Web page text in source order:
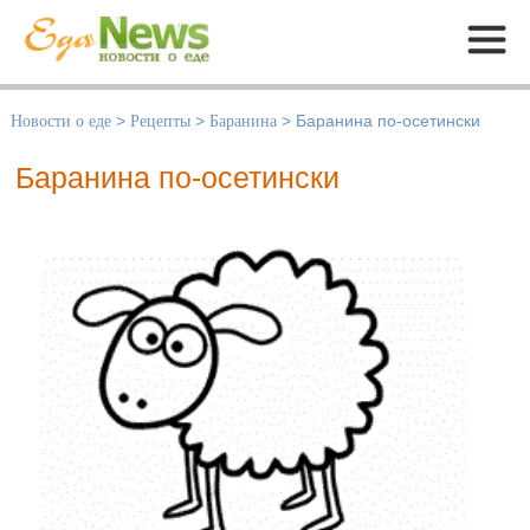
Меню
Новости о еде > Рецепты > Баранина > Баранина по-осетински
Баранина по-осетински